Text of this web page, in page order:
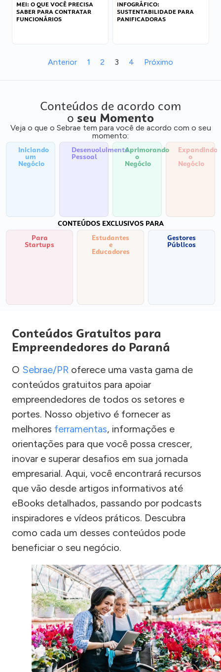
MEI: O QUE VOCÊ PRECISA
SABER PARA CONTRATAR
FUNCIONÁRIOS
INFOGRÁFICO:
SUSTENTABILIDADE PARA
PANIFICADORAS
Anterior 1 2 3 4 Próximo
Conteúdos de acordo com
o seu Momento
Veja o que o Sebrae tem para você de acordo com o seu
momento:
Iniciando
um
Negócio
Desenvolvimento
Pessoal
Aprimorando
o
Negócio
Expandindo
o
Negócio
CONTEÚDOS EXCLUSIVOS PARA
Para
Startups
Estudantes
e
Educadores
Gestores
Públicos
Conteúdos Gratuitos para
Empreendedores do Paraná
O Sebrae/PR oferece uma vasta gama de
conteúdos gratuitos para apoiar
empreendedores de todos os setores e
portes. Nosso objetivo é fornecer as
melhores ferramentas, informações e
orientações para que você possa crescer,
inovar e superar desafios em sua jornada
empresarial. Aqui, você encontrará recursos
que vão desde artigos informativos até
eBooks detalhados, passando por podcasts
inspiradores e vídeos práticos. Descubra
como cada um desses conteúdos pode
beneficiar o seu negócio.